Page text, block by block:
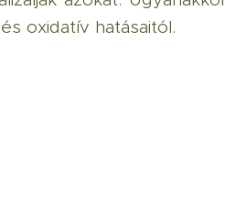
oxidatív hatásaitól.